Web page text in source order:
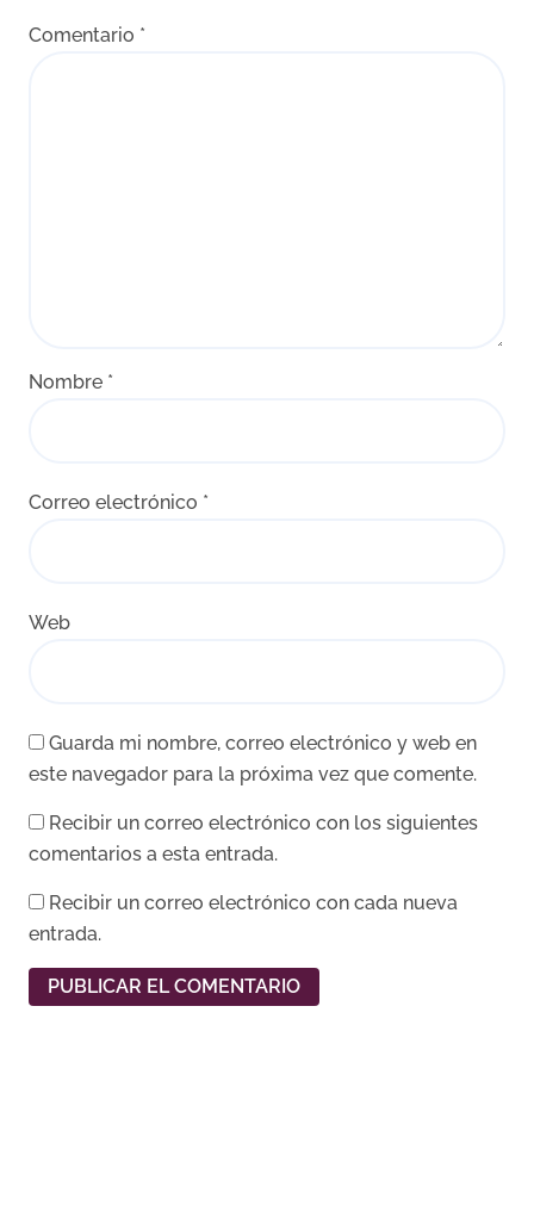
Comentario *
Nombre *
Correo electrónico *
Web
Guarda mi nombre, correo electrónico y web en
este navegador para la próxima vez que comente.
Recibir un correo electrónico con los siguientes
comentarios a esta entrada.
Recibir un correo electrónico con cada nueva
entrada.